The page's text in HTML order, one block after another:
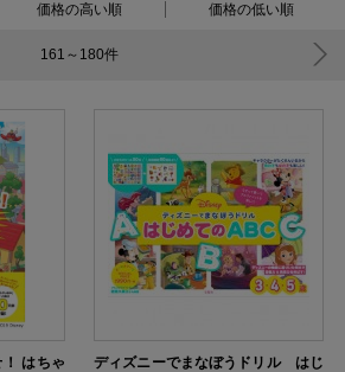
価格の高い順 価格の低い順
161～180件
はちゃ
ディズニーでまなぼうドリル はじ